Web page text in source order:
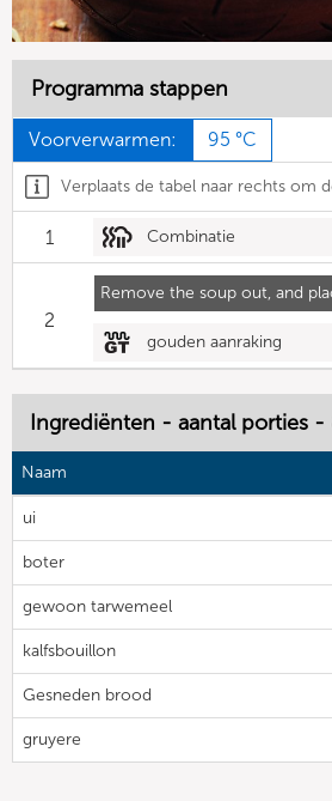
Programma stappen
Voorverwarmen: 95 °C
Verplaats de tabel naar rechts om
1 Combinatie
Remove the soup out, and
2
gouden aanraking
Ingrediënten - aantal porties -
Naam
ui
boter
gewoon tarwemeel
kalfsbouillon
Gesneden brood
gruyere